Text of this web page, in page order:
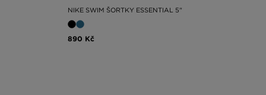
NIKE SWIM ŠORTKY ESSENTIAL 5"
890 Kč